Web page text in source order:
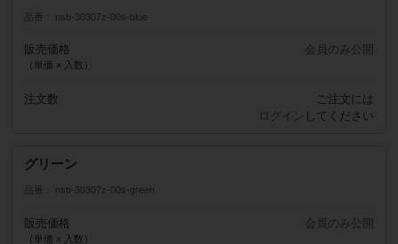
品番 nsb-30307z-00s-blue
販売価格
（単価 × 入数）
会員のみ公開
注文数
ご注文には
ログイン してください
グリーン
品番 nsb-30307z-00s-green
販売価格
（単価 × 入数）
会員のみ公開